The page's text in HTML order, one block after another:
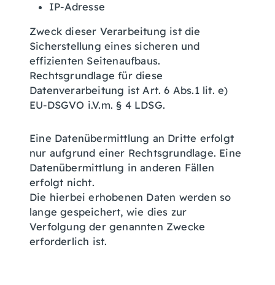
IP-Adresse
Zweck dieser Verarbeitung ist die
Sicherstellung eines sicheren und
effizienten Seitenaufbaus.
Rechtsgrundlage für diese
Datenverarbeitung ist Art. 6 Abs.1 lit. e)
EU-DSGVO i.V.m. § 4 LDSG.
Eine Datenübermittlung an Dritte erfolgt
nur aufgrund einer Rechtsgrundlage. Eine
Datenübermittlung in anderen Fällen
erfolgt nicht.
Die hierbei erhobenen Daten werden so
lange gespeichert, wie dies zur
Verfolgung der genannten Zwecke
erforderlich ist.